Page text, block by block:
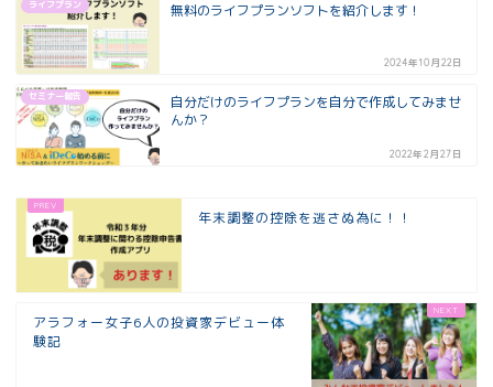
ライフプラン 無料のライフプランソフトを紹介します！
2024年10月22日
セミナー報告
自分だけのライフプランを自分で作成してみませ
んか？
2022年2月27日
年末調整の控除を逃さぬ為に！！
アラフォー女子6人の投資家デビュー体
験記